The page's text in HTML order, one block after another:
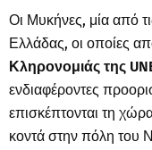
Οι Μυκήνες, μία από
Ελλάδας, οι οποίες
Κληρονομιάς της
ενδιαφέροντες
επισκέπτονται τη
κοντά στην πόλη του